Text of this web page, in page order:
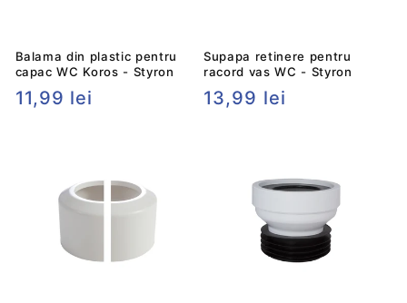
Balama din plastic pentru
capac WC Koros - Styron
Preț
11,99 lei
Supapa retinere pentru
racord vas WC - Styron
Preț
13,99 lei